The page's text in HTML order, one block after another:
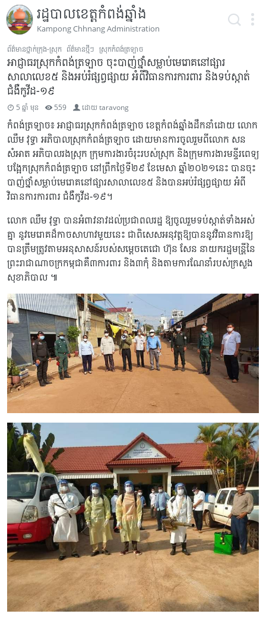
រដ្ឋបាលខេត្តកំពង់ឆ្នាំង
Kampong Chhnang Administration
ព័ត៌មានថ្នាក់ក្រុង-ស្រុក ព័ត៌មានថ្មីៗ ស្រុកកំពង់ត្រឡាច
អាជ្ញាធរស្រុកកំពង់ត្រឡាច ចុះបាញ់ថ្នាំសម្លាប់មេរោគនៅផ្សារ
សាលាលេខ៥ និងអប់រំផ្សព្វផ្សាយ អំពីវិធានការការពារ និងទប់ស្កាត់
ជំងឺកូវីដ-១៩
5 ឆ្នាំ មុន 559 ដោយtaravong
កំពង់ត្រឡាច៖ អាជ្ញាធរស្រុកកំពង់ត្រឡាច ខេត្តកំពង់ឆ្នាំងដឹកនាំដោយ លោក
ឈឹម វុទ្ធា អភិបាលស្រុកកំពង់ត្រឡាច ដោយមានការចូលរួមពីលោក សន
សំអាត អភិបាលរងស្រុក ក្រុមការងារចំរុះរបស់ស្រុក និងក្រុមការងារមន្ទីរពេទ្យ
បង្អែកស្រុកកំពង់ត្រឡាច នៅព្រឹកថ្ងៃទី២៩ ខែមេសា ឆ្នាំ២០២១នេះ បានចុះ
បាញ់ថ្នាំសម្លាប់មេរោគនៅផ្សារសាលាលេខ៥ និងបានអប់រំផ្សព្វផ្សាយ អំពី
វិធានការការពារ ជំងឺកូវីដ-១៩។
លោក ឈឹម វុទ្ធា បានអំពាវនាវដល់ប្រជាពលរដ្ឋ ឱ្យចូលរួមទប់ស្កាត់ទាំងអស់
គ្នា នូវមេរោគដ៏កាចសាហាវមួយនេះ ជាពិសេសអនុវត្តឱ្យបាននូវវិធានការឱ្យ
បានត្រឹមត្រូវតាមអនុសាសន៍របស់សម្តេចតេជោ ហ៊ុន សែន នាយករដ្ឋមន្រ្តីនៃ
ព្រះរាជាណាចក្រកម្ពុជាគឺ៣ការពារ និង៣កុំ និងតាមការណែនាំរបស់ក្រសួង
សុខាភិបាល ៕